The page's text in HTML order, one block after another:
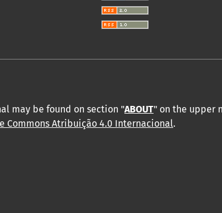
may be found on section "ABOUT" on the upper
Commons Atribuição 4.0 Internacional.